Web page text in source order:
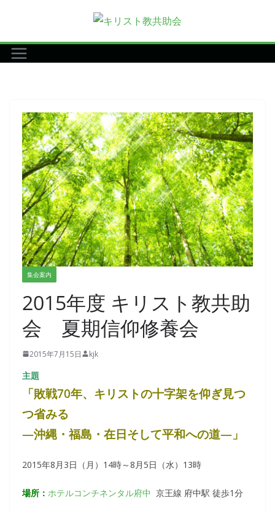
テ
ン
集会案内
2015年度 キリスト教共助
会 夏期信仰修養会
2015年7月15日 kjk
主題
「敗戦70年、 キリストの十字架を仰ぎ見つ
つ省みる
―沖縄・福島・在日そして平和への道―」
2015年8月3日（月）14時～8月5日（水）13時
場所： ホテルコンチネンタル府中 京王線 府中駅 徒歩1分